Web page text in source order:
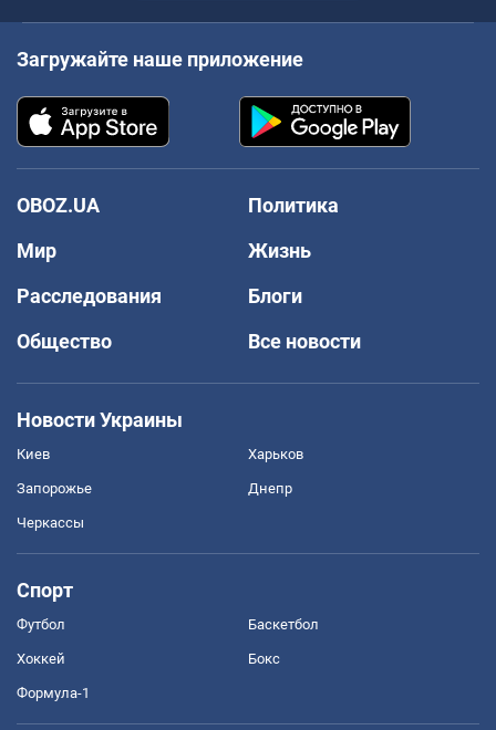
Загружайте наше приложение
OBOZ.UA
Политика
Мир
Жизнь
Расследования
Блоги
Общество
Все новости
Новости Украины
Киев Харьков
Запорожье Днепр
Черкассы
Спорт
Футбол Баскетбол
Хоккей Бокс
Формула-1